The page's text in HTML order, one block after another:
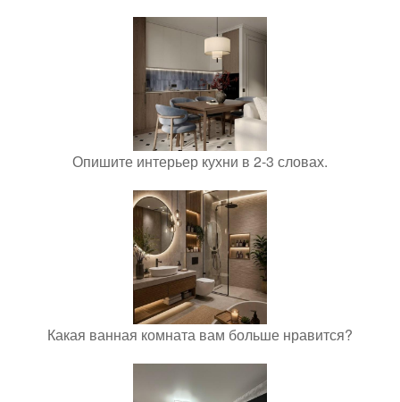
Опишите интерьер кухни в 2-3 словах.
Какая ванная комната вам больше нравится?